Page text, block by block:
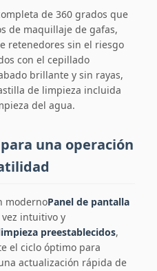
de 360 grados que
de maquillaje de gafas,
retenedores sin el riesgo
con el cepillado
brillante y sin rayas,
de limpieza incluida
del agua.
una operación
modernoPanel de pantalla
intuitivo y
preestablecidos,
el ciclo óptimo para
actualización rápida de